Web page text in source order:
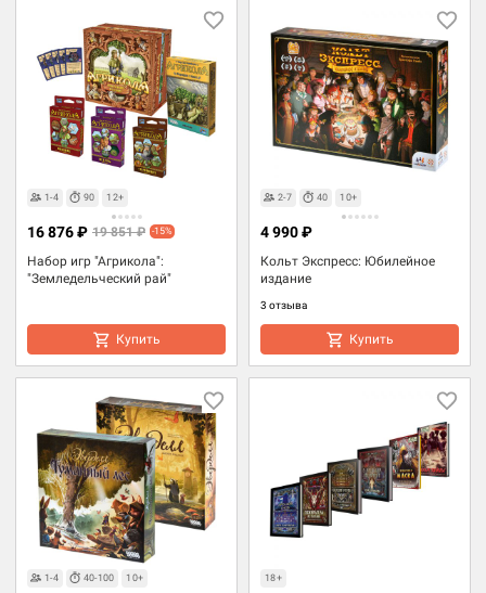
1-4 90 12+
Набор игр "Агрикола":
"Земледельческий рай"
16 876 ₽ 19 851 ₽ -15%
Купить
2-7 40 10+
Кольт Экспресс: Юбилейное
издание
3 отзыва
4 990 ₽
Купить
1-4 40-100 10+ 18+